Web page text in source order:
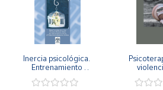
Inercia psicológica.
Entrenamiento
Igualdad de Género.